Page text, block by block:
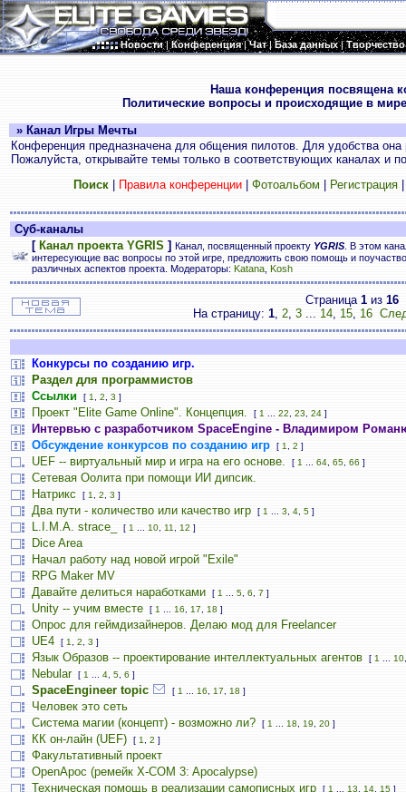
Новости|Конференция|Чат|База данных|Творчество
Наша конференция посвящена
Политические вопросы и происходящие в
» Канал Игры Мечты
Конференция предназначена для общения пилотов. Для удобства
Пожалуйста, открывайте темы только в соответствующих каналах и
Поиск| Правила конференции| Фотоальбом Регистрация
Суб-каналы
[ Канал проекта YGRIS ] Канал, посвященный проекту YGRIS . В этом
интересующие вас вопросы по этой игре, предложить свою помощь и
различных аспектов проекта. Модераторы: Katana Kosh
Страница 1из 16
На страницу: 1, 2, 3 ... 14, 15, 16
Конкурсы по созданию игр.
Раздел для программистов
Ссылки
[ 1 2 3 ]
Проект "Elite Game Online". Концепция. [ 1 22 23 24 ]
Интервью с разработчиком SpaceEngine - Владимиром
Обсуждение конкурсов по созданию игр
[ 1 2 ]
UEF -- виртуальный мир и игра на его основе. [ 1 64 65 66 ]
Сетевая Оолита при помощи ИИ дипсик.
Натрикс
[ 1 2 3 ]
Два пути - количество или качество игр [ 1 3 4 5 ]
L.I.M.A. strace_ [ 1 10 11 12 ]
Dice Area
Начал работу над новой игрой "Exile"
RPG Maker MV
Давайте делиться наработками
[ 1 5 6 7 ]
Unity -- учим вместе [ 1 16 17 18 ]
Опрос для геймдизайнеров. Делаю мод для Freelancer
UE4
[ 1 2 3 ]
Язык Образов -- проектирование интеллектуальных агентов [ 1 10
Nebular [ 1 4 5 6 ]
SpaceEngineer topic [ 1 16 17 18 ]
Человек это сеть
Система магии (концепт) - возможно ли?
[ 1 18 19 20 ]
КК он-лайн (UEF) [ 1 2 ]
Факультативный проект
OpenApoc (ремейк X-COM 3: Apocalypse)
Техническая помощь в реализации самописных игр
[ 1 13 14 15 ]